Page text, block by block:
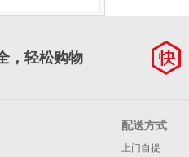
，轻松购物
配送方式
上门自提